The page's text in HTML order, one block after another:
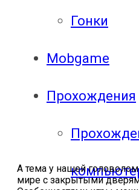
Гонки
Mobgame
Прохождения
А тема у нашей
мире с закрытыми